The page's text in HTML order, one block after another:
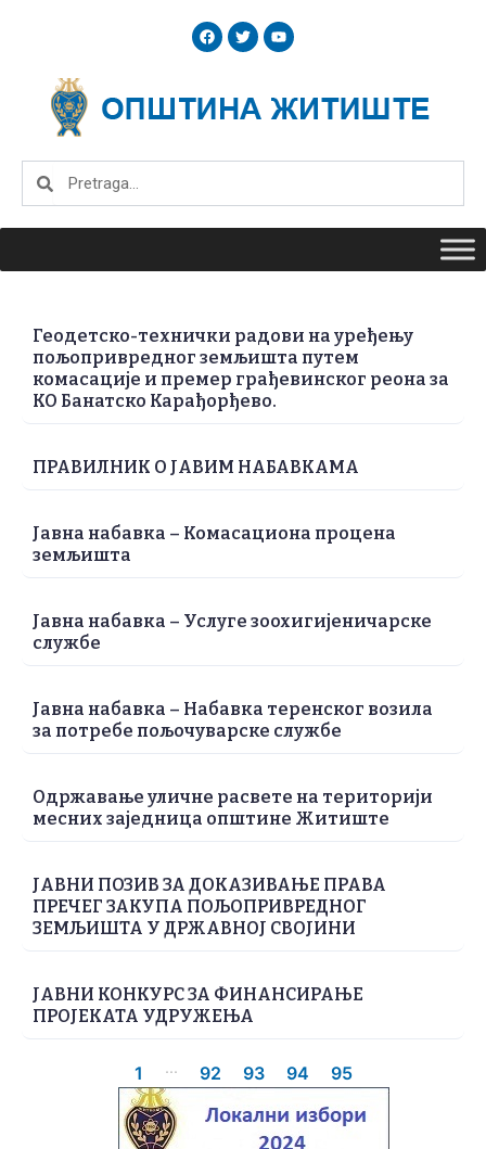
F
a
c
o
o
T
w
i
e
r
Y
o
u
b
e
Search
Геодетско-технички радови на уређењу
пољопривредног земљишта путем
комасације и премер грађевинског реона за
КО Банатско Карађорђево.
ПРАВИЛНИК О ЈАВИМ НАБАВКАМА
Јавна набавка – Комасациона процена
земљишта
Јавна набавка – Услуге зоохигијеничарске
службе
Јавна набавка – Набавка теренског возила
за потребе пољочуварске службе
Одржавање уличне расвете на територији
месних заједница општине Житиште
ЈАВНИ ПОЗИВ ЗА ДОКАЗИВАЊЕ ПРАВА
ПРЕЧЕГ ЗАКУПА ПОЉОПРИВРЕДНОГ
ЗЕМЉИШТА У ДРЖАВНОЈ СВОЈИНИ
ЈАВНИ КОНКУРС ЗА ФИНАНСИРАЊЕ
ПРОЈЕКАТА УДРУЖЕЊА
1 ... 92 93 94 95